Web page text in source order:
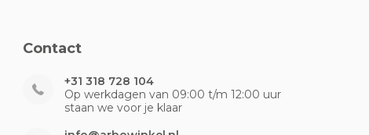
Contact
+31 318 728 104
Op werkdagen van 09:00 t/m 12:00 uur
staan we voor je klaar